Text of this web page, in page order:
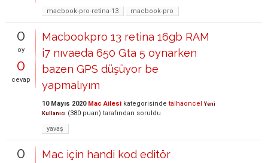
macbook-pro-retina-13
macbook-pro
0
oy
0
cevap
Macbookpro 13 retina 16gb RAM
i7 nıvaeda 650 Gta 5 oynarken
bazen GPS düşüyor be
yapmalıyım
10 Mayıs 2020 Mac Ailesi kategorisinde talhaoncel Yeni
Kullanıcı (380 puan) tarafından soruldu
yavaş
0
Mac için handi kod editör